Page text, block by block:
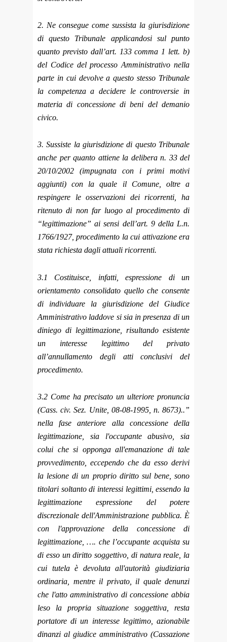
2. Ne consegue come sussista la giurisdizione
di questo Tribunale applicandosi sul punto
quanto previsto dall’art. 133 comma 1 lett. b)
del Codice del processo Amministrativo nella
parte in cui devolve a questo stesso Tribunale
la competenza a decidere le controversie in
materia di concessione di beni del demanio
civico.
3. Sussiste la giurisdizione di questo Tribunale
anche per quanto attiene la delibera n. 33 del
20/10/2002 (impugnata con i primi motivi
aggiunti) con la quale il Comune, oltre a
respingere le osservazioni dei ricorrenti, ha
ritenuto di non far luogo al procedimento di
“legittimazione” ai sensi dell’art. 9 della L.n.
1766/1927, procedimento la cui attivazione era
stata richiesta dagli attuali ricorrenti.
3.1 Costituisce, infatti, espressione di un
orientamento consolidato quello che consente
di individuare la giurisdizione del Giudice
Amministrativo laddove si sia in presenza di un
diniego di legittimazione, risultando esistente
un interesse legittimo del privato
all’annullamento degli atti conclusivi del
procedimento.
3.2 Come ha precisato un ulteriore pronuncia
(Cass. civ. Sez. Unite, 08-08-1995, n. 8673)..”
nella fase anteriore alla concessione della
legittimazione, sia l'occupante abusivo, sia
colui che si opponga all'emanazione di tale
provvedimento, eccependo che da esso derivi
la lesione di un proprio diritto sul bene, sono
titolari soltanto di interessi legittimi, essendo la
legittimazione espressione del potere
discrezionale dell'Amministrazione pubblica. È
con l'approvazione della concessione di
legittimazione, …. che l’occupante acquista su
di esso un diritto soggettivo, di natura reale, la
cui tutela è devoluta all'autorità giudiziaria
ordinaria, mentre il privato, il quale denunzi
che l'atto amministrativo di concessione abbia
leso la propria situazione soggettiva, resta
portatore di un interesse legittimo, azionabile
dinanzi al giudice amministrativo (Cassazione